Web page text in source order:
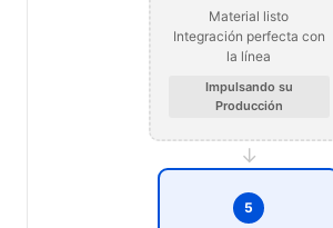
Material listo
Integración perfecta con
la línea
Impulsando su
Producción
→
5